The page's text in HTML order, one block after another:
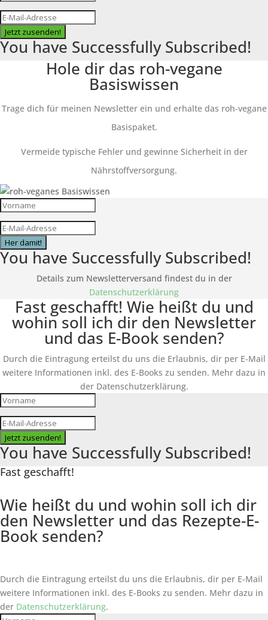
Jetzt zusenden!
You have Successfully Subscribed!
Hole dir das roh-vegane
Basiswissen
Trage dich für meinen Newsletter ein und erhalte das roh-vegane
Basispaket.
Vermeide typische Fehler und gewinne Sicherheit in der
Nährstoffversorgung.
Her damit!
You have Successfully Subscribed!
Details zum Newsletterversand findest du in der
Datenschutzerklärung
Fast geschafft! Wie heißt du und
wohin soll ich dir den Newsletter
und das E-Book senden?
Durch die Eintragung erteilst du uns die Erlaubnis, dir per E-Mail
weitere Informationen inkl. des E-Books zu senden. Mehr dazu in
der Datenschutzerklärung.
Jetzt zusenden!
You have Successfully Subscribed!
Fast geschafft!
Wie heißt du und wohin soll ich dir
den Newsletter und das Rezepte-E-
Book senden?
Durch die Eintragung erteilst du uns die Erlaubnis, dir per E-Mail
weitere Informationen inkl. des E-Books zu senden. Mehr dazu in
der Datenschutzerklärung.